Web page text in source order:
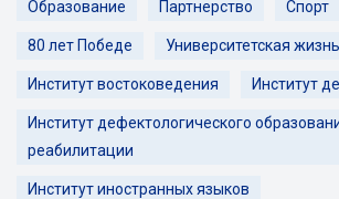
Образование Партнерство Спорт
80 лет Победе Университетская жизнь
Институт востоковедения Институт
Институт дефектологического
реабилитации
Институт иностранных языков